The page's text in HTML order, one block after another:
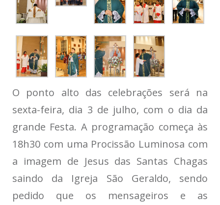
O ponto alto das celebrações será na
sexta-feira, dia 3 de julho, com o dia da
grande Festa. A programação começa às
18h30 com uma Procissão Luminosa com
a imagem de Jesus das Santas Chagas
saindo da Igreja São Geraldo, sendo
pedido que os mensageiros e as